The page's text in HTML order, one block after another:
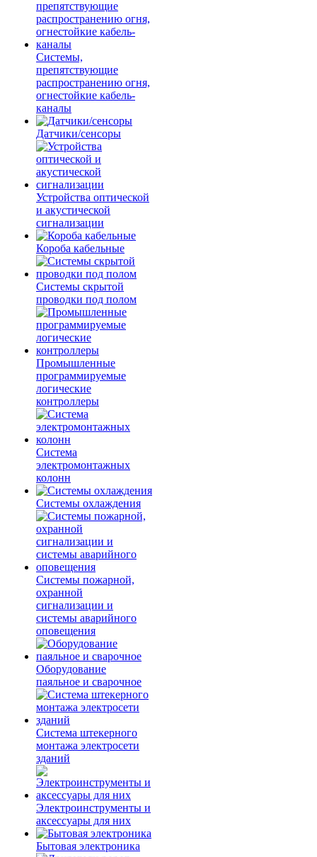
Системы,
препятствующие
распространению огня,
огнестойкие кабель-
каналы
Датчики/сенсоры
Устройства оптической
и акустической
сигнализации
Короба кабельные
Системы скрытой
проводки под полом
Промышленные
программируемые
логические
контроллеры
Система
электромонтажных
колонн
Системы охлаждения
Системы пожарной,
охранной
сигнализации и
системы аварийного
оповещения
Оборудование
паяльное и сварочное
Система штекерного
монтажа электросети
зданий
Электроинструменты и
аксессуары для них
Бытовая электроника